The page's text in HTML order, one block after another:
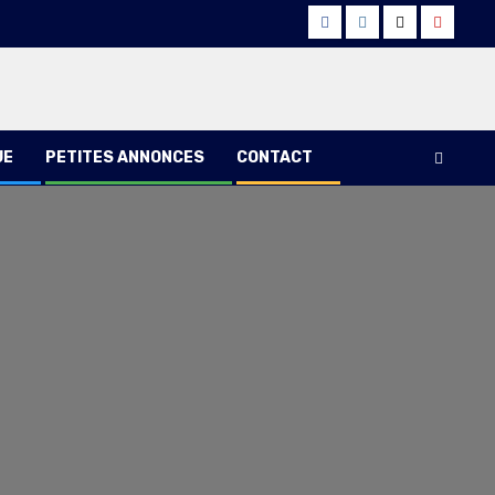
FacebookInstagram
Twitter
PETITES ANNONCES CONTACT